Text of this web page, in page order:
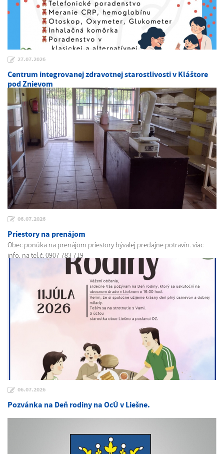
27.07.2026
Centrum integrovanej zdravotnej starostlivosti v Kláštore
pod Znievom
06.07.2026
Priestory na prenájom
Obec ponúka na prenájom priestory bývalej predajne potravín. viac
info. na tel.č. 0907 783 719
06.07.2026
Pozvánka na Deň rodiny na OcÚ v Liešne.